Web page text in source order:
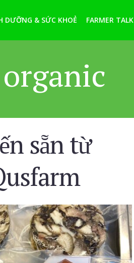
DƯỠNG & SỨC KHOẺ FARMER TALK
sẵn từ